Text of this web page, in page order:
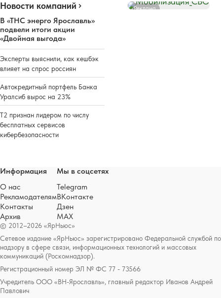
Новости компаний
В «ТНС энерго Ярославль»
подвели итоги акции
«Двойная выгода»
Эксперты выяснили, как кешбэк
влияет на спрос россиян
Автокредитный портфель Банка
Уралсиб вырос на 23%
Т2 признан лидером по числу
бесплатных сервисов
кибербезопасности
Реклама
© 2012–2026 «ЯрНьюс»
Сетевое издание «ЯрНьюс» зарегистрировано Федеральной службой по
надзору в сфере связи, информационных технологий и массовых
коммуникаций (Роскомнадзор).
Регистрационный номер ЭЛ № ФС 77 - 73566
Учредитель ООО «ВН-Ярославль», главный редактор Иванов Андрей
Павлович
Информация
О нас
Рекламодателям
Контакты
Архив
Мы в соцсетях
Telegram
ВКонтакте
Дзен
MAX